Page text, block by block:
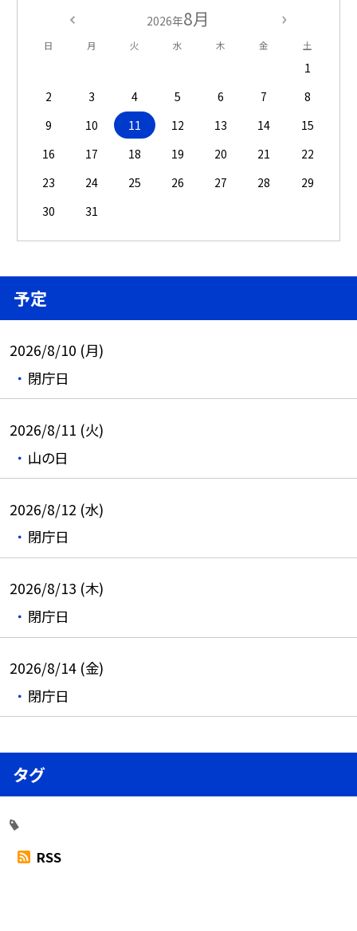
2026年8月
日 月 火 水 木 金 土
1
2
3 4 5 6 7
8
9
10 11 12 13 14
15
16
17 18 19 20 21
22
23
24 25 26 27 28
29
30
31
予定
2026/8/10 (月)
閉庁日
2026/8/11 (火)
山の日
2026/8/12 (水)
閉庁日
2026/8/13 (木)
閉庁日
2026/8/14 (金)
閉庁日
タグ
RSS